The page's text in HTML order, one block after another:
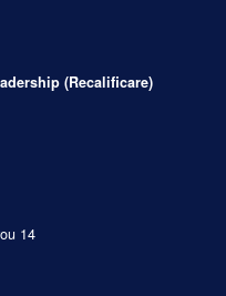
(Recalificare)
14